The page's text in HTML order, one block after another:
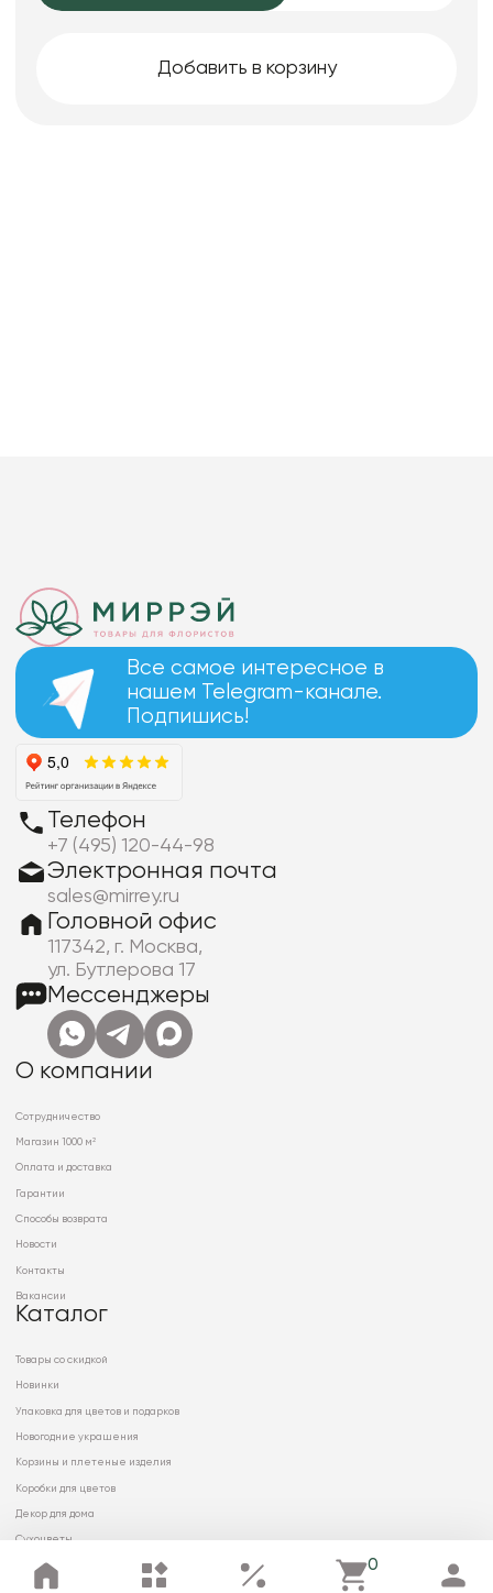
Добавить в корзину
0
Все самое интересное в
нашем Telegram-канале.
Подпишись!
Телефон
+7 (495) 120-44-98
Электронная почта
sales@mirrey.ru
Головной офис
117342, г. Москва,
ул. Бутлерова 17
Мессенджеры
О компании
Сотрудничество
Магазин 1000 м²
Оплата и доставка
Гарантии
Способы возврата
Новости
Контакты
Вакансии
Каталог
Товары со скидкой
Новинки
Упаковка для цветов и подарков
Новогодние украшения
Корзины и плетеные изделия
Коробки для цветов
Декор для дома
Сухоцветы